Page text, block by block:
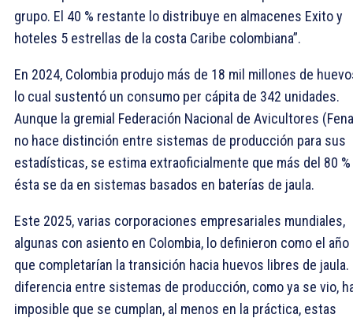
grupo. El 40 % restante lo distribuye en almacenes Exito y
hoteles 5 estrellas de la costa Caribe colombiana”.
En 2024, Colombia produjo más de 18 mil millones de
lo cual sustentó un consumo per cápita de 342 unidades.
Aunque la gremial Federación Nacional de Avicultores
no hace distinción entre sistemas de producción para sus
estadísticas, se estima extraoficialmente que más del 80
ésta se da en sistemas basados en baterías de jaula.
Este 2025, varias corporaciones empresariales mundiales,
algunas con asiento en Colombia, lo definieron como el año
que completarían la transición hacia huevos libres de jaula.
diferencia entre sistemas de producción, como ya se vio,
imposible que se cumplan, al menos en la práctica, estas